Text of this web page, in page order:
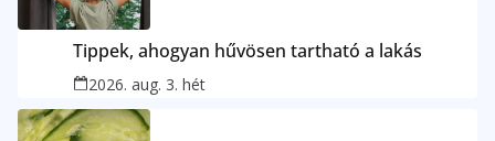
Tippek, ahogyan hűvösen tartható a lakás
2026. aug. 3. hét